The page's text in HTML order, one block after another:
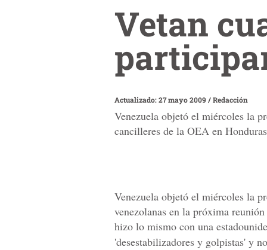
Vetan
Actualizado: 27 mayo 2009/Redacción
Venezuela objetó el miércoles la
cancilleres de la OEA en
Venezuela objetó el miércoles la
venezolanas en la próxima
hizo lo mismo con una
'desestabilizadores y golpistas' y